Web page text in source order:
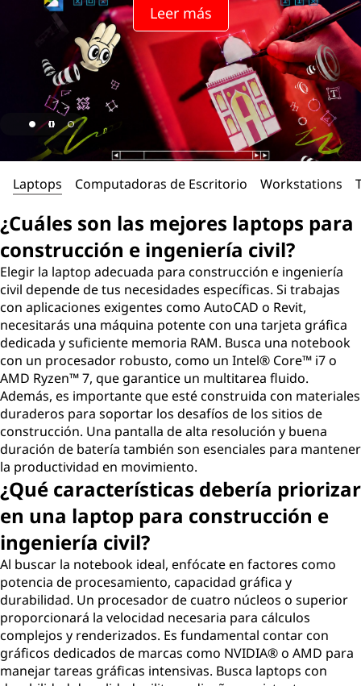
o
r
e
s
l
a
p
t
o
p
s
p
a
r
Leer más
Laptops Computadoras de Escritorio Workstations
¿Cuáles son las mejores laptops para
construcción e ingeniería civil?
Elegir la laptop adecuada para construcción e ingeniería
civil depende de tus necesidades específicas. Si trabajas
con aplicaciones exigentes como AutoCAD o Revit,
necesitarás una máquina potente con una tarjeta gráfica
dedicada y suficiente memoria RAM. Busca una notebook
con un procesador robusto, como un Intel® Core™ i7 o
AMD Ryzen™ 7, que garantice un multitarea fluido.
Además, es importante que esté construida con materiales
duraderos para soportar los desafíos de los sitios de
construcción. Una pantalla de alta resolución y buena
duración de batería también son esenciales para mantener
la productividad en movimiento.
¿Qué características debería priorizar
en una laptop para construcción e
ingeniería civil?
Al buscar la notebook ideal, enfócate en factores como
potencia de procesamiento, capacidad gráfica y
durabilidad. Un procesador de cuatro núcleos o superior
proporcionará la velocidad necesaria para cálculos
complejos y renderizados. Es fundamental contar con
gráficos dedicados de marcas como NVIDIA® o AMD para
manejar tareas gráficas intensivas. Busca laptops con